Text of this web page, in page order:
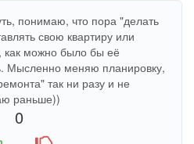
понимаю, что пора "делать
свою квартиру или
как можно было бы её
Мысленно меняю планировку,
так ни разу и не
раньше))
0